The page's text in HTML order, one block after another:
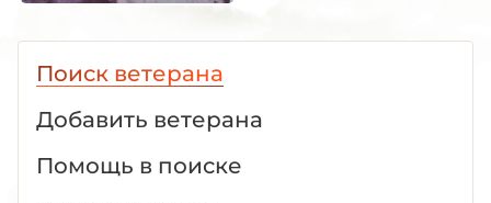
Поиск ветерана
Добавить ветерана
Помощь в поиске